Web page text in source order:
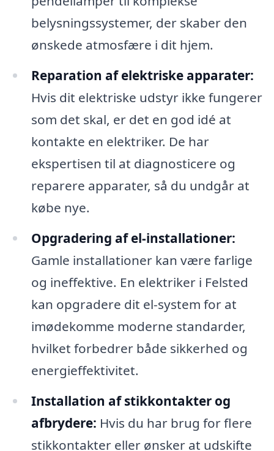
belysningssystemer, der skaber den
ønskede atmosfære i dit hjem.
Reparation af elektriske apparater:
Hvis dit elektriske udstyr ikke fungerer
som det skal, er det en god idé at
kontakte en elektriker. De har
ekspertisen til at diagnosticere og
reparere apparater, så du undgår at
købe nye.
Opgradering af el-installationer:
Gamle installationer kan være farlige
og ineffektive. En elektriker i Felsted
kan opgradere dit el-system for at
imødekomme moderne standarder,
hvilket forbedrer både sikkerhed og
energieffektivitet.
Installation af stikkontakter og
afbrydere: Hvis du har brug for flere
stikkontakter eller ønsker at udskifte